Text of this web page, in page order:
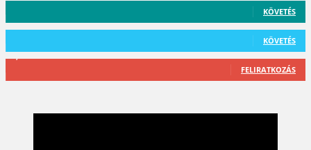
KÖVETÉS
101 Követő
KÖVETÉS
2,589 Feliratkozó
FELIRATKOZÁS